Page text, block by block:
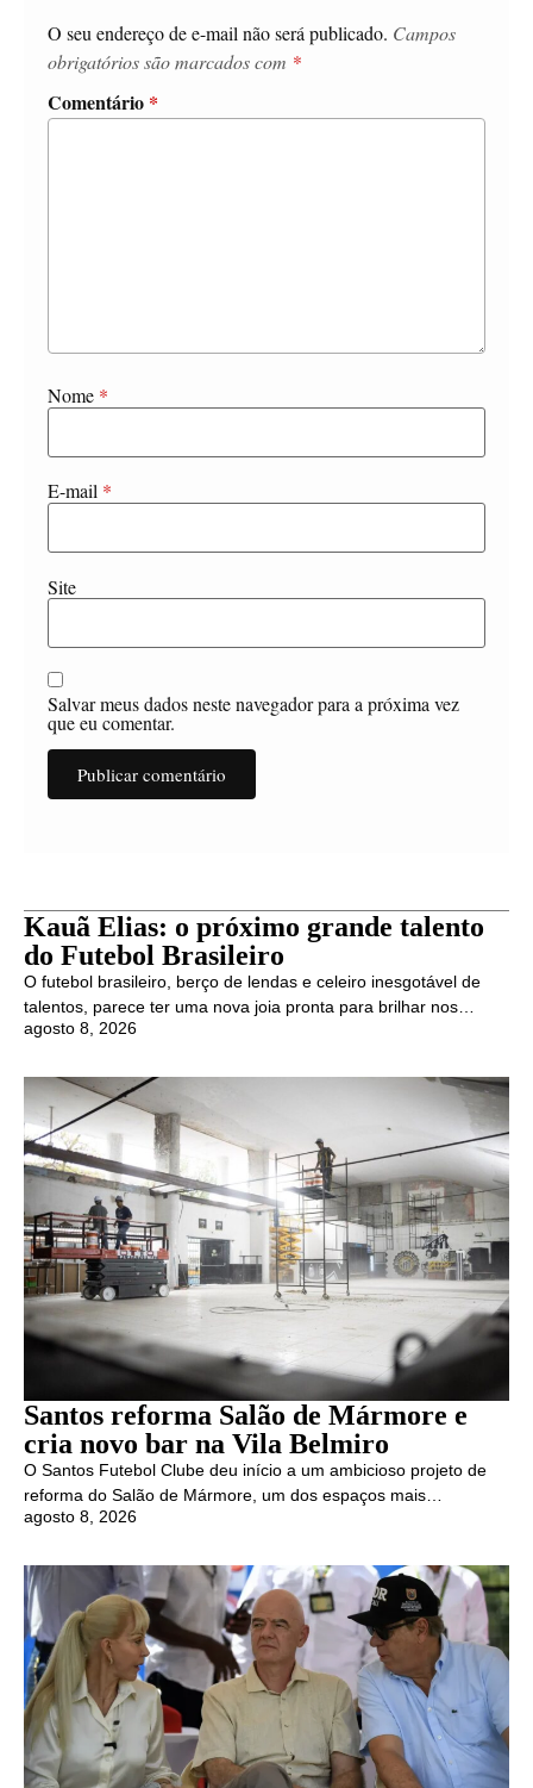
O seu endereço de e-mail não será publicado. Campos
obrigatórios são marcados com *
Comentário *
Nome *
E-mail *
Site
Salvar meus dados neste navegador para a próxima vez
que eu comentar.
Kauã Elias: o próximo grande talento
do Futebol Brasileiro
O futebol brasileiro, berço de lendas e celeiro inesgotável de
talentos, parece ter uma nova joia pronta para brilhar nos…
agosto 8, 2026
Santos reforma Salão de Mármore e
cria novo bar na Vila Belmiro
O Santos Futebol Clube deu início a um ambicioso projeto de
reforma do Salão de Mármore, um dos espaços mais…
agosto 8, 2026